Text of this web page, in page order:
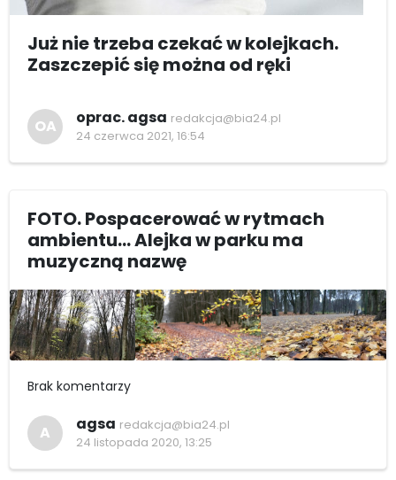
Już nie trzeba czekać w kolejkach.
Zaszczepić się można od ręki
OA oprac. agsa redakcja@bia24.pl
24 czerwca 2021, 16:54
FOTO. Pospacerować w rytmach
ambientu... Alejka w parku ma
muzyczną nazwę
Brak komentarzy
A agsa redakcja@bia24.pl
24 listopada 2020, 13:25